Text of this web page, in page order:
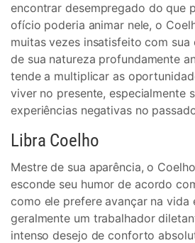
encontrar desempregado do que
ofício poderia animar nele, o
muitas vezes insatisfeito com sua
de sua natureza profundamente
tende a multiplicar as
viver no presente, especialmente
experiências negativas no
Libra Coelho
Mestre de sua aparência, o
esconde seu humor de acordo
como ele prefere avançar na vida
geralmente um trabalhador
intenso desejo de conforto